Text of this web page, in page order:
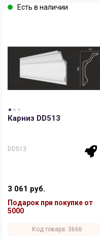
Есть в наличии
Карниз DD513
DD513
3 061 руб.
Подарок при покупке от
5000
Код товара: 3666